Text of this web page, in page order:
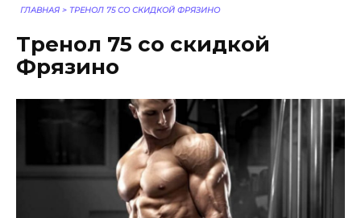
ГЛАВНАЯ > ТРЕНОЛ 75 СО СКИДКОЙ ФРЯЗИНО
Тренол 75 со скидкой
Фрязино